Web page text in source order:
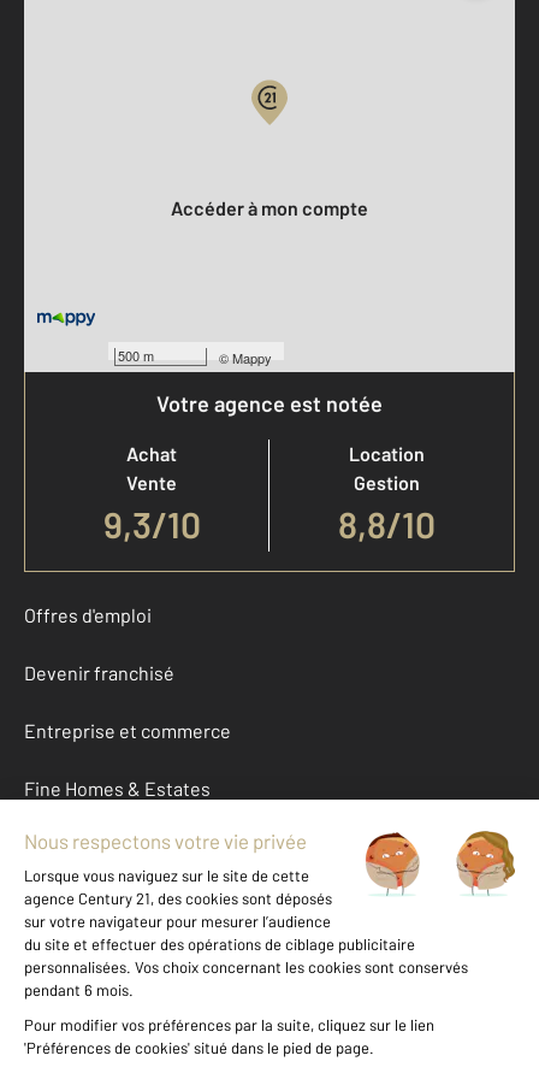
500 m ©Mappy
Accéder à mon compte
Votre agence est notée
Achat
Vente
9,3/10
Location
Gestion
8,8/10
Offres d'emploi
Devenir franchisé
Entreprise et commerce
Fine Homes & Estates
À propos
International
Nous contacter